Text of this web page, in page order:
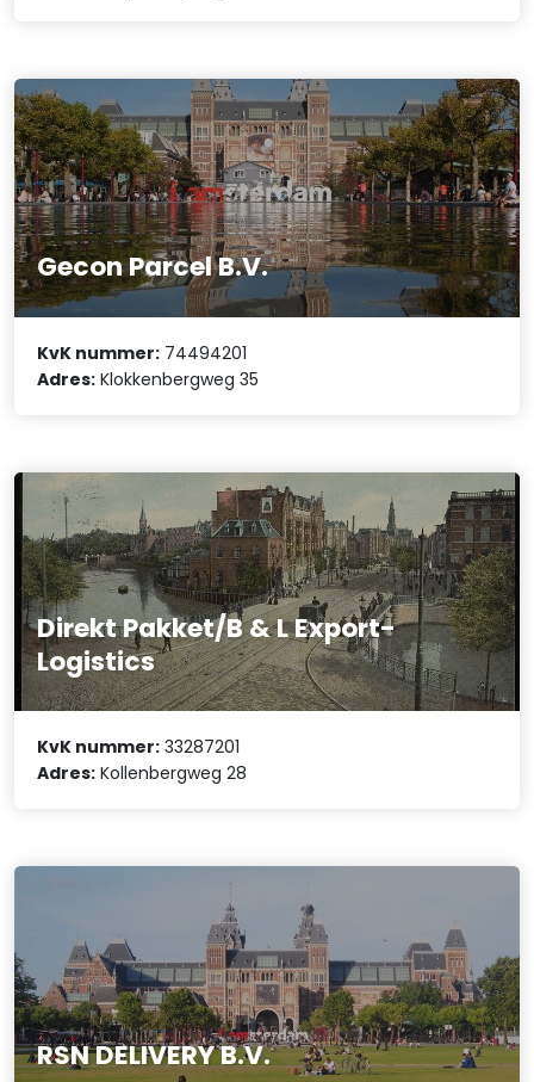
Gecon Parcel B.V.
KvK nummer: 74494201
Adres: Klokkenbergweg 35
Direkt Pakket/B & L Export-
Logistics
KvK nummer: 33287201
Adres: Kollenbergweg 28
RSN DELIVERY B.V.